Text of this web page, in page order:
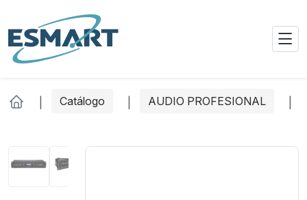
Catálogo AUDIO PROFESIONAL